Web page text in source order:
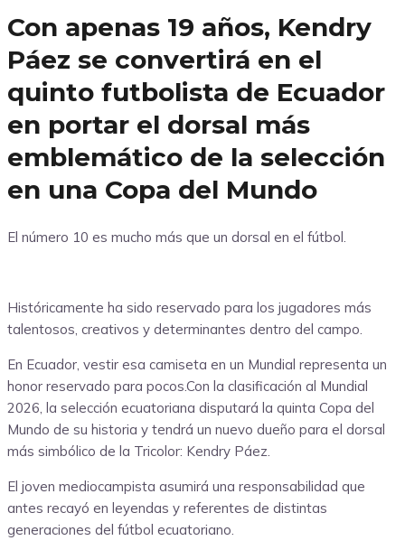
Con apenas 19 años, Kendry
Páez se convertirá en el
quinto futbolista de Ecuador
en portar el dorsal más
emblemático de la selección
en una Copa del Mundo
El número 10 es mucho más que un dorsal en el fútbol.
Históricamente ha sido reservado para los jugadores más
talentosos, creativos y determinantes dentro del campo.
En Ecuador, vestir esa camiseta en un Mundial representa un
honor reservado para pocos.Con la clasificación al Mundial
2026, la selección ecuatoriana disputará la quinta Copa del
Mundo de su historia y tendrá un nuevo dueño para el dorsal
más simbólico de la Tricolor: Kendry Páez.
El joven mediocampista asumirá una responsabilidad que
antes recayó en leyendas y referentes de distintas
generaciones del fútbol ecuatoriano.